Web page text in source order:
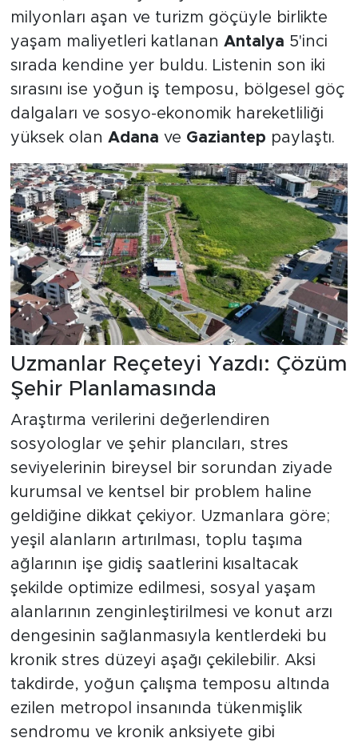
milyonları aşan ve turizm göçüyle birlikte
yaşam maliyetleri katlanan Antalya 5'inci
sırada kendine yer buldu. Listenin son iki
sırasını ise yoğun iş temposu, bölgesel göç
dalgaları ve sosyo-ekonomik hareketliliği
yüksek olan Adana ve Gaziantep paylaştı.
Uzmanlar Reçeteyi Yazdı: Çözüm
Şehir Planlamasında
Araştırma verilerini değerlendiren
sosyologlar ve şehir plancıları, stres
seviyelerinin bireysel bir sorundan ziyade
kurumsal ve kentsel bir problem haline
geldiğine dikkat çekiyor. Uzmanlara göre;
yeşil alanların artırılması, toplu taşıma
ağlarının işe gidiş saatlerini kısaltacak
şekilde optimize edilmesi, sosyal yaşam
alanlarının zenginleştirilmesi ve konut arzı
dengesinin sağlanmasıyla kentlerdeki bu
kronik stres düzeyi aşağı çekilebilir. Aksi
takdirde, yoğun çalışma temposu altında
ezilen metropol insanında tükenmişlik
sendromu ve kronik anksiyete gibi